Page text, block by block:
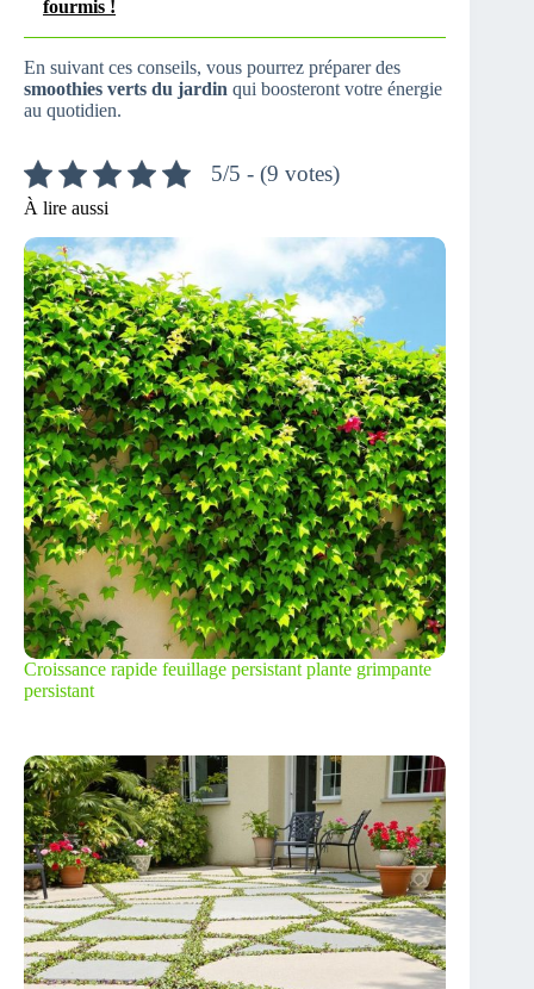
fourmis !
En suivant ces conseils, vous pourrez préparer des
smoothies verts du jardin qui boosteront votre énergie
au quotidien.
5/5 - (9 votes)
À lire aussi
Croissance rapide feuillage persistant plante grimpante
persistant